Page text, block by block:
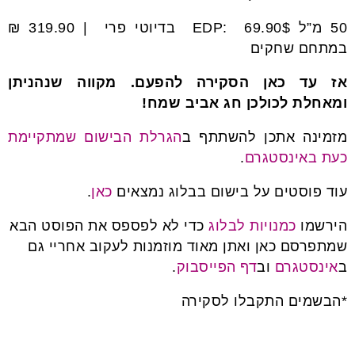
50 מ”ל EDP: 69.90$ בדיוטי פרי | 319.90 ₪
במתחם שחקים
אז עד כאן הסקירה להפעם. מקווה שנהניתן
ומאחלת לכולכן חג אביב שמח!
מזמינה אתכן להשתתף בהגרלת הבישום שמתקיימת
כעת באינסטגרם.
עוד פוסטים על בישום בבלוג נמצאים כאן.
הירשמו כמנויות לבלוג כדי לא לפספס את הפוסט הבא
שמתפרסם כאן ואתן מאוד מוזמנות לעקוב אחריי גם
באינסטגרם ובדף הפייסבוק.
*הבשמים התקבלו לסקירה